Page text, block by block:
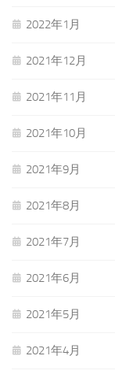
2022年1月
2021年12月
2021年11月
2021年10月
2021年9月
2021年8月
2021年7月
2021年6月
2021年5月
2021年4月